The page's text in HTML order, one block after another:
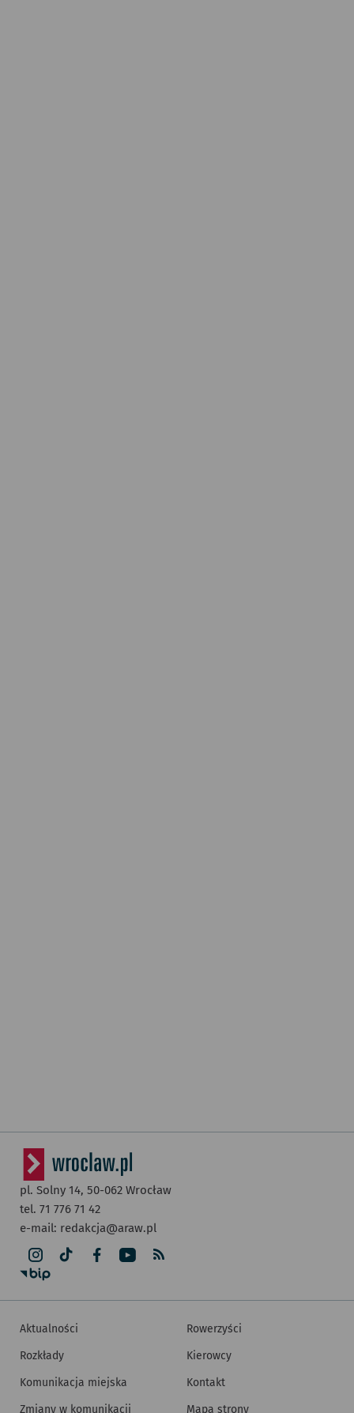
pl. Solny 14, 50-062 Wrocław
tel. 71 776 71 42
e-mail: redakcja@araw.pl
Aktualności
Rozkłady
Komunikacja miejska
Zmiany w komunikacji
Rowerzyści
Kierowcy
Kontakt
Mapa strony